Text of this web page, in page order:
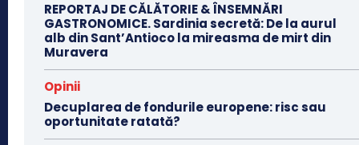
REPORTAJ DE CĂLĂTORIE & ÎNSEMNĂRI
GASTRONOMICE. Sardinia secretă: De la aurul
alb din Sant’Antioco la mireasma de mirt din
Muravera
Opinii
Decuplarea de fondurile europene: risc sau
oportunitate ratată?